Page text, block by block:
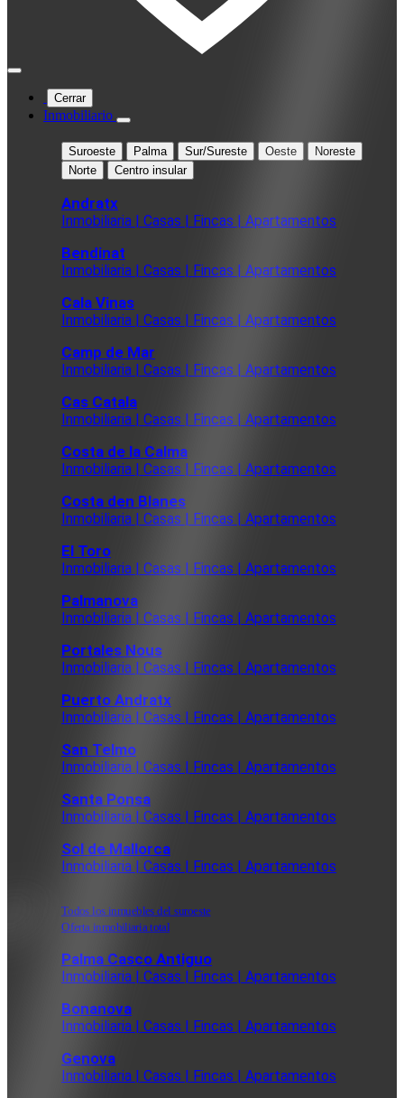
Cerrar
Inmobiliario
Suroeste Palma Sur/Sureste Oeste
Noreste
Norte
Centro insular
Andratx
Inmobiliaria | Casas | Fincas | Apartamentos
Bendinat
Inmobiliaria | Casas | Fincas | Apartamentos
Cala Vinas
Inmobiliaria | Casas | Fincas | Apartamentos
Camp de Mar
Inmobiliaria | Casas | Fincas | Apartamentos
Cas Catala
Inmobiliaria | Casas | Fincas | Apartamentos
Costa de la Calma
Inmobiliaria | Casas | Fincas | Apartamentos
Costa den Blanes
Inmobiliaria | Casas | Fincas | Apartamentos
El Toro
Inmobiliaria | Casas | Fincas | Apartamentos
Palmanova
Inmobiliaria | Casas | Fincas | Apartamentos
Portales Nous
Inmobiliaria | Casas | Fincas | Apartamentos
Puerto Andratx
Inmobiliaria | Casas | Fincas | Apartamentos
San Telmo
Inmobiliaria | Casas | Fincas | Apartamentos
Santa Ponsa
Inmobiliaria | Casas | Fincas | Apartamentos
Sol de Mallorca
Inmobiliaria | Casas | Fincas | Apartamentos
Todos los inmuebles del suroeste
Oferta inmobiliaria total
Palma Casco Antiguo
Inmobiliaria | Casas | Fincas | Apartamentos
Bonanova
Inmobiliaria | Casas | Fincas | Apartamentos
Genova
Inmobiliaria | Casas | Fincas | Apartamentos